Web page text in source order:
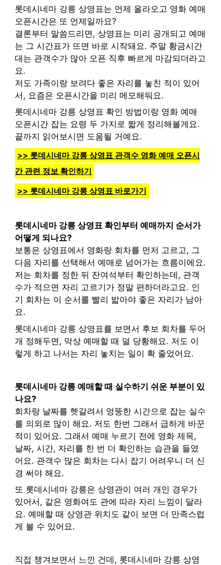
롯데시네마 강릉 상영표는 언제 올라오고 영화 예매
오픈시간은 또 언제일까요?
결론부터 말씀드리면, 상영표는 미리 공개되고 예매
는 그 시간표가 뜨면 바로 시작돼요. 주말 황금시간
대는 관객수가 많아 오픈 직후 빠르게 마감되더라고
요.
저도 가족이랑 보려다 좋은 자리를 놓친 적이 있어
서, 요즘은 오픈시간을 미리 메모해둬요.
롯데시네마 강릉 상영표 확인 방법이랑 영화 예매
오픈시간 잡는 요령 두 가지로 짧게 정리해볼게요.
끝까지 읽어보시면 도움될 거예요.
>> 롯데시네마 강릉 상영표 관객수 영화 예매 오픈시
간 관련 정보 확인하기
>> 롯데시네마 강릉 상영표 바로가기
롯데시네마 강릉 상영표 확인부터 예매까지 순서가
어떻게 되나요?
보통은 상영표에서 영화랑 회차를 먼저 고르고, 그
다음 자리를 선택해서 예매로 넘어가는 흐름이에요.
저는 회차를 정한 뒤 잔여석부터 확인하는데, 관객
수가 적으면 자리 고르기가 정말 편하더라고요. 인
기 회차는 이 순서를 빨리 밟아야 좋은 자리가 남아
요.
롯데시네마 강릉 상영표를 보면서 후보 회차를 두어
개 정해두면, 막상 예매할 때 덜 당황해요. 저도 이
렇게 하고 나서는 자리 놓치는 일이 확 줄었어요.
롯데시네마 강릉 예매할 때 실수하기 쉬운 부분이 있
나요?
회차랑 날짜를 헷갈려서 엉뚱한 시간으로 잡는 실수
를 의외로 많이 해요. 저도 한번 그래서 급하게 바꾼
적이 있어요. 그래서 예매 누르기 전에 영화 제목,
날짜, 시간, 자리를 한 번 더 확인하는 습관을 들였
어요. 관객수 많은 회차는 다시 잡기 어려우니 더 신
경 써야 해요.
또 롯데시네마 강릉은 상영관이 여러 개인 경우가
있어서, 같은 영화여도 관에 따라 자리 느낌이 달라
요. 예매할 때 상영관 위치도 같이 보면 더 만족스럽
게 볼 수 있어요.
직접 챙겨보면서 느낀 건데, 롯데시네마 강릉 상영